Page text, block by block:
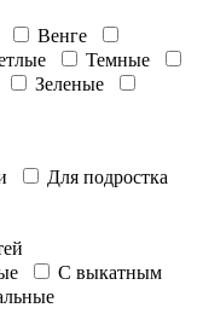
Венге
Темные
Зеленые
Для подростка
С выкатным